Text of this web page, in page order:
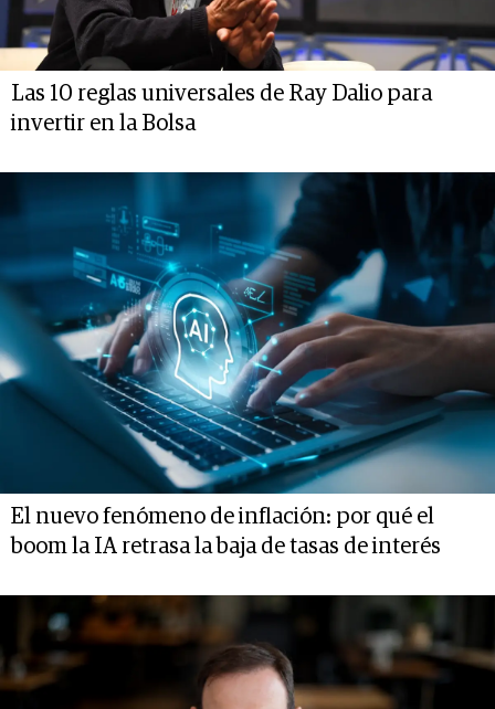
Las 10 reglas universales de Ray Dalio para
invertir en la Bolsa
El nuevo fenómeno de inflación: por qué el
boom la IA retrasa la baja de tasas de interés